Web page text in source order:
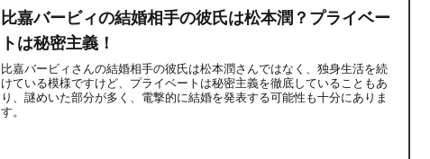
比嘉バービィの結婚相手の彼氏は松本潤？プライベー
トは秘密主義！
比嘉バービィさんの結婚相手の彼氏は松本潤さんではなく、独身生活を続
けている模様ですけど、プライベートは秘密主義を徹底していることもあ
り、謎めいた部分が多く、電撃的に結婚を発表する可能性も十分にありま
す。